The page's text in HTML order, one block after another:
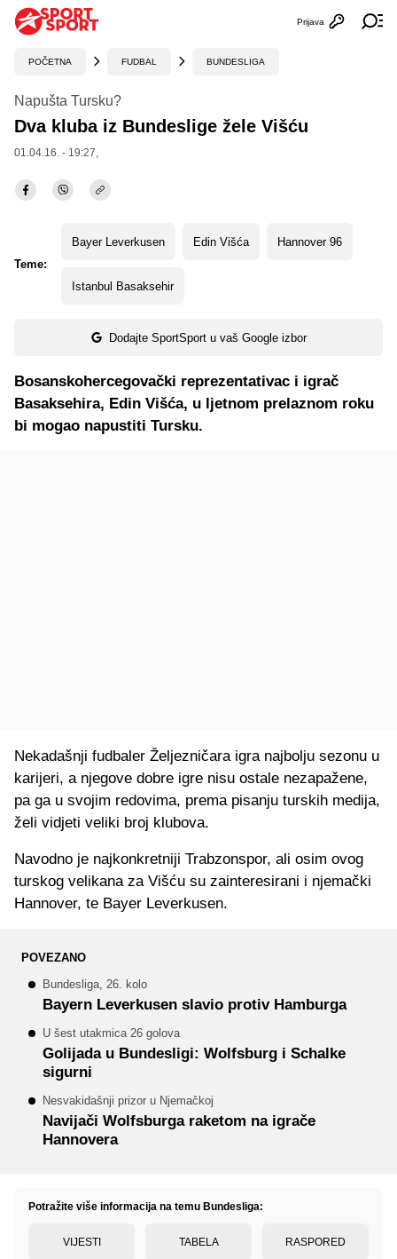
Otvori
Prijava
POČETNA FUDBAL BUNDESLIGA
Napušta Tursku?
Dva kluba iz Bundeslige žele Višću
01.04.16. - 19:27,
Teme:
Bayer Leverkusen Edin Višća Hannover 96
Istanbul Basaksehir
Dodajte SportSport u vaš Google izbor
Bosanskohercegovački reprezentativac i igrač
Basaksehira, Edin Višća, u ljetnom prelaznom roku
bi mogao napustiti Tursku.
Nekadašnji fudbaler Željezničara igra najbolju sezonu u
karijeri, a njegove dobre igre nisu ostale nezapažene,
pa ga u svojim redovima, prema pisanju turskih medija,
želi vidjeti veliki broj klubova.
Navodno je najkonkretniji Trabzonspor, ali osim ovog
turskog velikana za Višću su zainteresirani i njemački
Hannover, te Bayer Leverkusen.
POVEZANO
Bundesliga, 26. kolo
Bayern Leverkusen slavio protiv Hamburga
U šest utakmica 26 golova
Golijada u Bundesligi: Wolfsburg i Schalke
sigurni
Nesvakidašnji prizor u Njemačkoj
Navijači Wolfsburga raketom na igrače
Hannovera
Potražite više informacija na temu Bundesliga:
VIJESTI TABELA RASPORED